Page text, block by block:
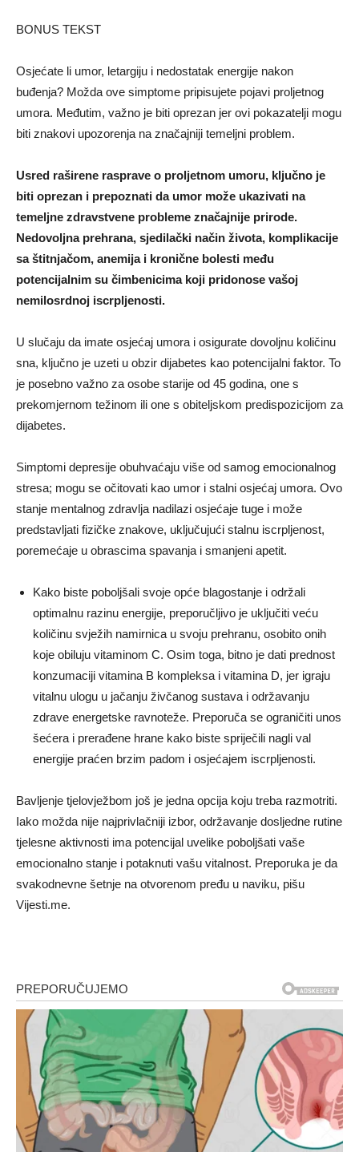
BONUS TEKST
Osjećate li umor, letargiju i nedostatak energije nakon
buđenja? Možda ove simptome pripisujete pojavi proljetnog
umora. Međutim, važno je biti oprezan jer ovi pokazatelji mogu
biti znakovi upozorenja na značajniji temeljni problem.
Usred raširene rasprave o proljetnom umoru, ključno je
biti oprezan i prepoznati da umor može ukazivati na
temeljne zdravstvene probleme značajnije prirode.
Nedovoljna prehrana, sjedilački način života, komplikacije
sa štitnjačom, anemija i kronične bolesti među
potencijalnim su čimbenicima koji pridonose vašoj
nemilosrdnoj iscrpljenosti.
U slučaju da imate osjećaj umora i osigurate dovoljnu količinu
sna, ključno je uzeti u obzir dijabetes kao potencijalni faktor. To
je posebno važno za osobe starije od 45 godina, one s
prekomjernom težinom ili one s obiteljskom predispozicijom za
dijabetes.
Simptomi depresije obuhvaćaju više od samog emocionalnog
stresa; mogu se očitovati kao umor i stalni osjećaj umora. Ovo
stanje mentalnog zdravlja nadilazi osjećaje tuge i može
predstavljati fizičke znakove, uključujući stalnu iscrpljenost,
poremećaje u obrascima spavanja i smanjeni apetit.
Kako biste poboljšali svoje opće blagostanje i održali
optimalnu razinu energije, preporučljivo je uključiti veću
količinu svježih namirnica u svoju prehranu, osobito onih
koje obiluju vitaminom C. Osim toga, bitno je dati prednost
konzumaciji vitamina B kompleksa i vitamina D, jer igraju
vitalnu ulogu u jačanju živčanog sustava i održavanju
zdrave energetske ravnoteže. Preporuča se ograničiti unos
šećera i prerađene hrane kako biste spriječili nagli val
energije praćen brzim padom i osjećajem iscrpljenosti.
Bavljenje tjelovježbom još je jedna opcija koju treba razmotriti.
Iako možda nije najprivlačniji izbor, održavanje dosljedne rutine
tjelesne aktivnosti ima potencijal uvelike poboljšati vaše
emocionalno stanje i potaknuti vašu vitalnost. Preporuka je da
svakodnevne šetnje na otvorenom pređu u naviku, pišu
Vijesti.me.